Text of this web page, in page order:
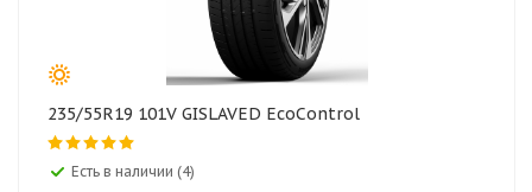
235/55R19 101V GISLAVED EcoControl
Есть в наличии (4)